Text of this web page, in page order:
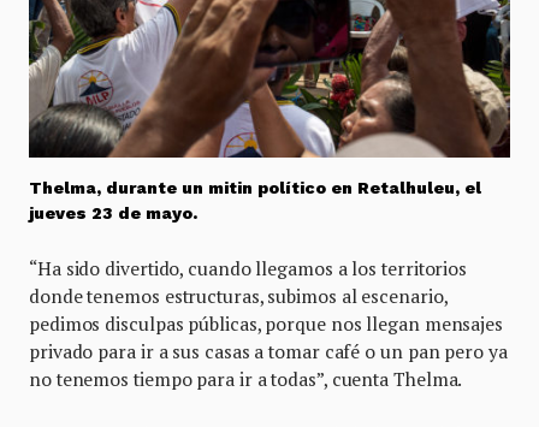
Thelma, durante un mitin político en Retalhuleu, el
jueves 23 de mayo.
“Ha sido divertido, cuando llegamos a los territorios
donde tenemos estructuras, subimos al escenario,
pedimos disculpas públicas, porque nos llegan mensajes
privado para ir a sus casas a tomar café o un pan pero ya
no tenemos tiempo para ir a todas”, cuenta Thelma.